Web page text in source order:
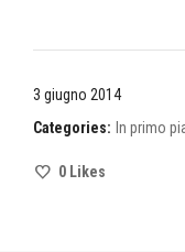
3 giugno 2014
Categories: In primo
0 Likes